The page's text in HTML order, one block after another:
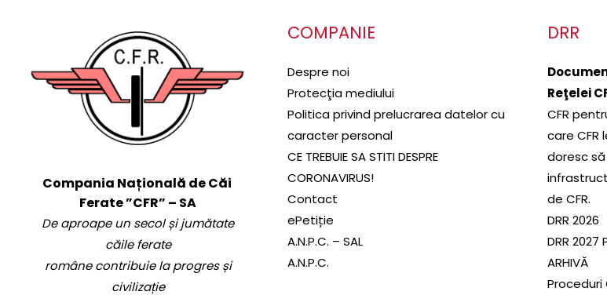
Compania Națională de Căi
Ferate ”CFR” – SA
De aproape un secol și jumătate
căile ferate
române contribuie la progres și
civilizație
COMPANIE
Despre noi
Protecţia mediului
Politica privind prelucrarea datelor cu
caracter personal
CE TREBUIE SA STITI DESPRE
CORONAVIRUS!
Contact
ePetiție
A.N.P.C. – SAL
A.N.P.C.
DRR
Reţelei
CFR
care CFR
doresc
de CFR.
DRR 2026
DRR 2027
ARHIVĂ